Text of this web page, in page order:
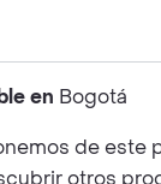
en Bogotá
de este
otros